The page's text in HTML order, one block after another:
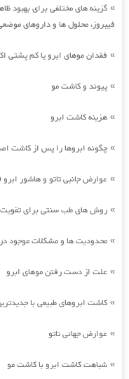
» گزینه های مختلفی برای بهبود
فیبروز، محلول ها و داروهای
» فقدان موهای ابرو یا کم پشتی
» پیوند و کاشت مو
» هزینه کاشت ابرو
» چگونه ابروها را پس از کاشت
» عوارض جانبی تاتو و هاشور
» روش های طب سنتی برای تقویت
» محدودیت ها و مشکلات موجود
» علت از دست رفتن موهای ابرو
» کاشت ابروهای طبیعی با
» عوارض جهانی تاتو
» شباهت کاشت ابرو با کاشت مو